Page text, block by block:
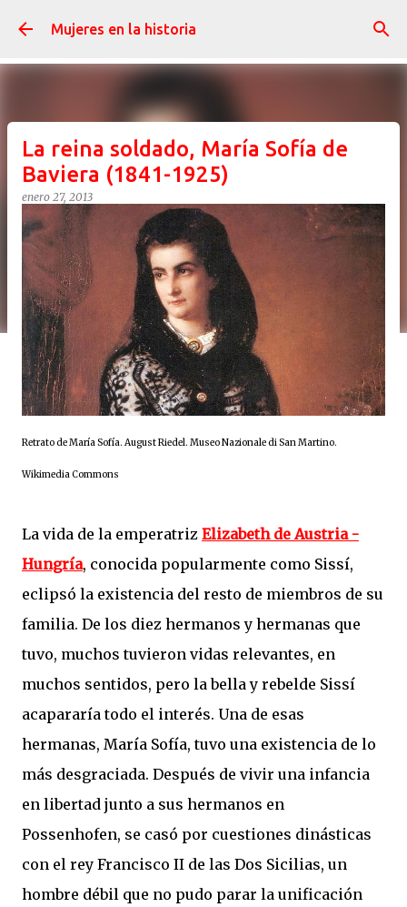
Ir al contenido principal
Mujeres en la historia
La reina soldado, María Sofía de
Baviera (1841-1925)
enero 27, 2013
Retrato de María Sofía. August Riedel. Museo Nazionale di San Martino.
Wikimedia Commons
La vida de la emperatriz Elizabeth de Austria -
Hungría, conocida popularmente como Sissí,
eclipsó la existencia del resto de miembros de su
familia. De los diez hermanos y hermanas que
tuvo, muchos tuvieron vidas relevantes, en
muchos sentidos, pero la bella y rebelde Sissí
acapararía todo el interés. Una de esas
hermanas, María Sofía, tuvo una existencia de lo
más desgraciada. Después de vivir una infancia
en libertad junto a sus hermanos en
Possenhofen, se casó por cuestiones dinásticas
con el rey Francisco II de las Dos Sicilias, un
hombre débil que no pudo parar la unificación